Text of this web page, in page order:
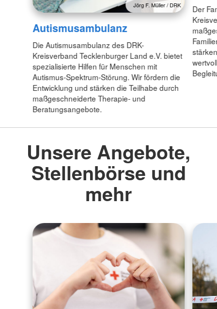
Jörg F. Müller / DRK
Autismusambulanz
Die Autismusambulanz des DRK-
Kreisverband Tecklenburger Land e.V. bietet
spezialisierte Hilfen für Menschen mit
Autismus-Spektrum-Störung. Wir fördern die
Entwicklung und stärken die Teilhabe durch
maßgeschneiderte Therapie- und
Beratungsangebote.
Der
Unsere Angebote,
Stellenbörse und
mehr